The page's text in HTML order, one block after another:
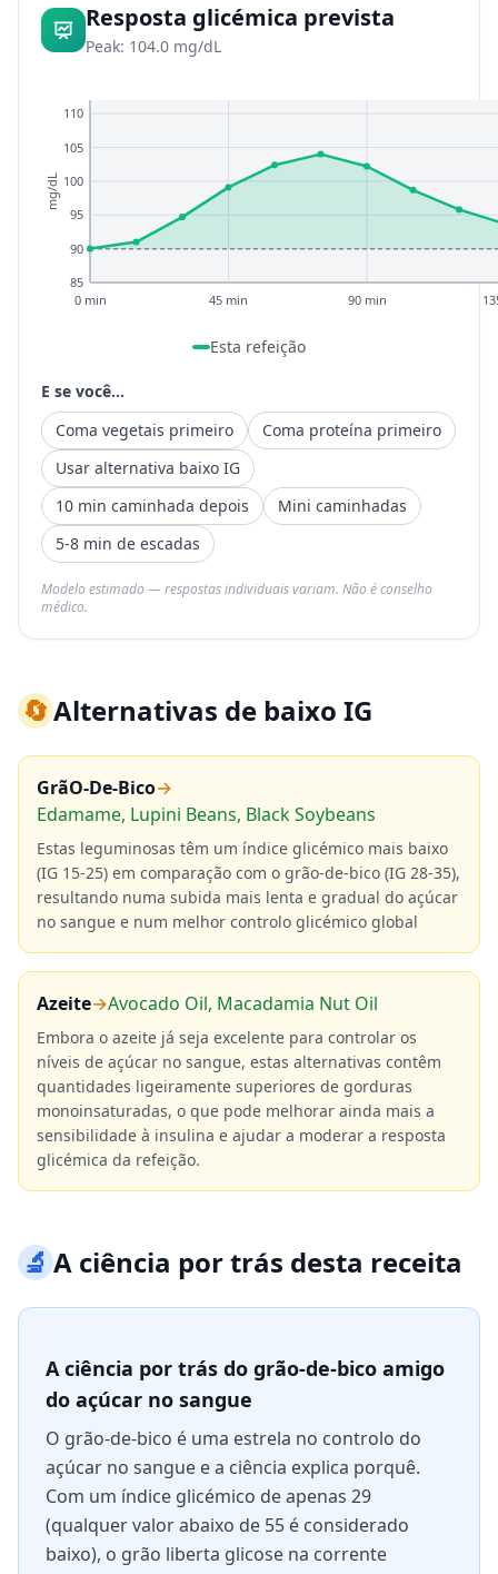
Resposta glicémica prevista
Peak: 104.0 mg/dL
85
90
95
100
105
110
0 min 45 min 90 min
mg/dL
Esta refeição
E se você...
Coma vegetais primeiro
Coma proteína primeiro
Usar alternativa baixo IG
10 min caminhada depois
Mini caminhadas
5-8 min de escadas
Modelo estimado — respostas individuais variam. Não é conselho
médico.
🔄Alternativas de baixo IG
GrãO-De-Bico→
Edamame, Lupini Beans, Black Soybeans
Estas leguminosas têm um índice glicémico mais baixo
(IG 15-25) em comparação com o grão-de-bico (IG 28-35),
resultando numa subida mais lenta e gradual do açúcar
no sangue e num melhor controlo glicémico global
Azeite→Avocado Oil, Macadamia Nut Oil
Embora o azeite já seja excelente para controlar os
níveis de açúcar no sangue, estas alternativas contêm
quantidades ligeiramente superiores de gorduras
monoinsaturadas, o que pode melhorar ainda mais a
sensibilidade à insulina e ajudar a moderar a resposta
glicémica da refeição.
🔬A ciência por trás desta receita
A ciência por trás do grão-de-bico amigo
do açúcar no sangue
O grão-de-bico é uma estrela no controlo do
açúcar no sangue e a ciência explica porquê.
Com um índice glicémico de apenas 29
(qualquer valor abaixo de 55 é considerado
baixo), o grão liberta glicose na corrente